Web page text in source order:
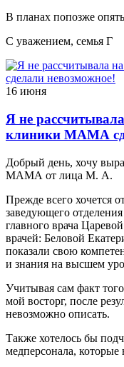
В планах попозже
С уважением, семья Г
16 июня
Я не
клиники МАМА
Добрый день, хочу
МАМА от лица М. А.
Прежде всего хочется
заведующего
главного врача
врачей: Беловой
показали свою
и знания на высшем
Учитывая сам факт
мой восторг, после
невозможно описать.
Также хотелось бы
медперсонала, которые